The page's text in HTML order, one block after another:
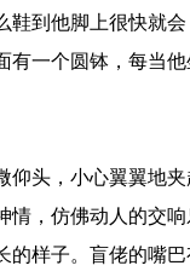
鞋到他脚上很快就会
有一个圆钵，每当他
仰头，小心翼翼地夹
情，仿佛动人的交响
的样子。盲佬的嘴巴